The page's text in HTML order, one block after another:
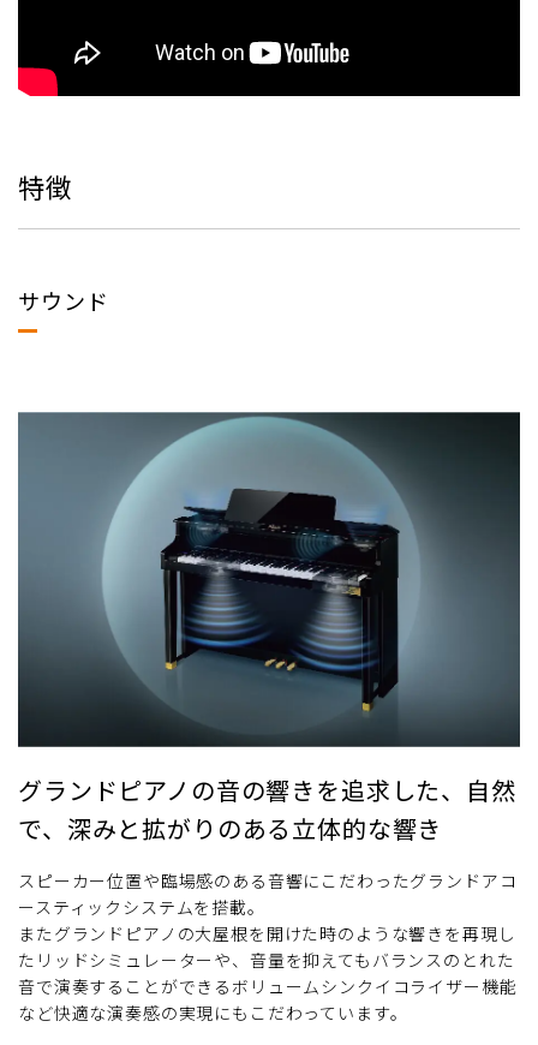
特徴
サウンド
グランドピアノの音の響きを追求した、自然
で、深みと拡がりのある立体的な響き
スピーカー位置や臨場感のある音響にこだわったグランドアコ
ースティックシステムを搭載。
またグランドピアノの大屋根を開けた時のような響きを再現し
たリッドシミュレーターや、音量を抑えてもバランスのとれた
音で演奏することができるボリュームシンクイコライザー機能
など快適な演奏感の実現にもこだわっています。